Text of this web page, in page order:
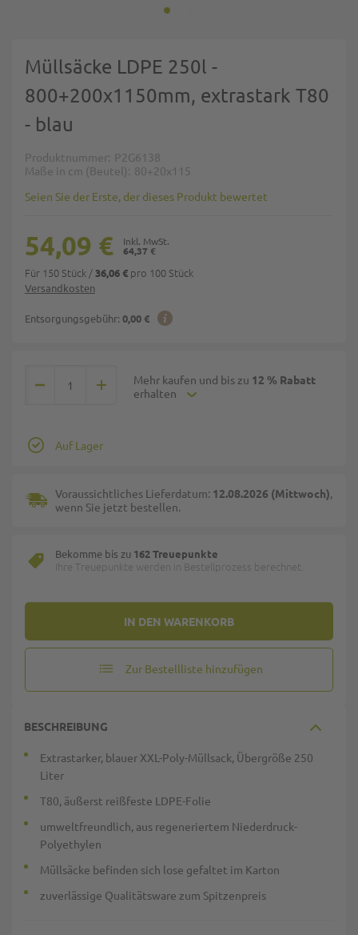
Müllsäcke LDPE 250l -
800+200x1150mm, extrastark T80
- blau
Produktnummer P2G6138
Maße in cm (Beutel)
80+20x115
Seien Sie der Erste, der dieses Produkt bewertet
Versandkosten
Entsorgungsgebühr: 0,00 €
64,37 €
54,09 €
Für 150 Stück /36,06 € pro 100 Stück
Mehr kaufen und bis zu 12 % Rabatt
erhalten
IN DEN WARENKORB
Auf Lager
Voraussichtliches Lieferdatum: 12.08.2026 (Mittwoch),
wenn Sie jetzt bestellen.
Bekomme bis zu 162 Treuepunkte
Ihre Treuepunkte werden in Bestellprozess berechnet.
Zur Bestellliste hinzufügen
BESCHREIBUNG
Extrastarker, blauer XXL-Poly-Müllsack, Übergröße 250
Liter
T80, äußerst reißfeste LDPE-Folie
umweltfreundlich, aus regeneriertem Niederdruck-
Polyethylen
Müllsäcke befinden sich lose gefaltet im Karton
zuverlässige Qualitätsware zum Spitzenpreis